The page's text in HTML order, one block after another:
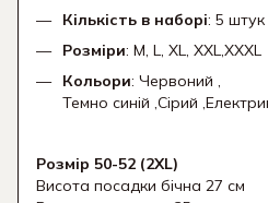
Кількість в наборі: 5 штук
Розміри: M, L, XL, XXL,XXXL
Кольори: Червоний ,
Темно синій ,Сірий
Розмір 50-52 (2XL)
Висота посадки бічна 27 см